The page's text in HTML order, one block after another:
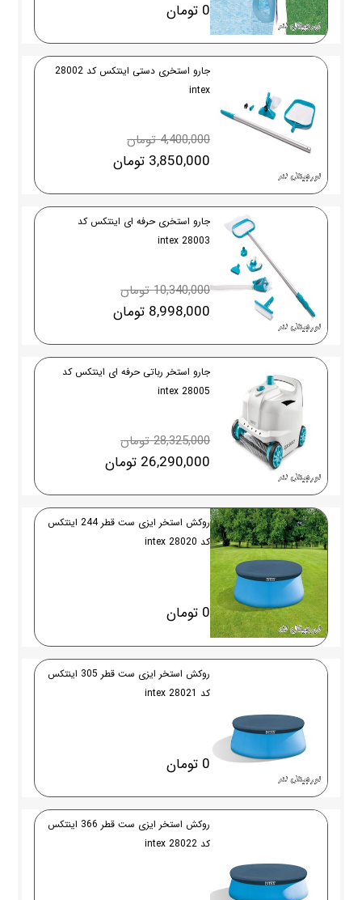
0 تومان
جارو استخری دستی اینتکس کد 28002
intex
4,400,000 تومان
3,850,000 تومان
جارو استخری حرفه ای اینتکس کد
28003 intex
10,340,000 تومان
8,998,000 تومان
جارو استخر رباتی حرفه ای اینتکس کد
28005 intex
28,325,000 تومان
26,290,000 تومان
روکش استخر ایزی ست قطر 244 اینتکس
کد 28020 intex
0 تومان
روکش استخر ایزی ست قطر 305 اینتکس
کد 28021 intex
0 تومان
روکش استخر ایزی ست قطر 366 اینتکس
کد 28022 intex